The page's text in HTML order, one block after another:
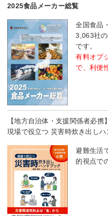
2025食品メーカー総覧
全国食品
3,063社
です。
有料オプ
で、利便
【地方自治体・支援関係者必携】
現場で役立つ 災害時炊き出しハ
避難生活
的視点で